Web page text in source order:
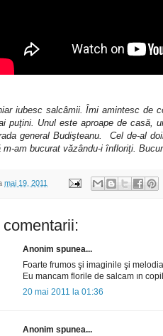
iubesc salcâmii. Îmi amintesc de
puţini. Unul este aproape de casă,
general Budişteanu. Cel de-al
m-am bucurat văzându-i înfloriţi.
mai 19, 2011
comentarii:
Anonim spunea...
Foarte frumos şi imaginile şi
Eu mancam florile de salcam ın
20 mai 2011 la 01:36
Anonim spunea...